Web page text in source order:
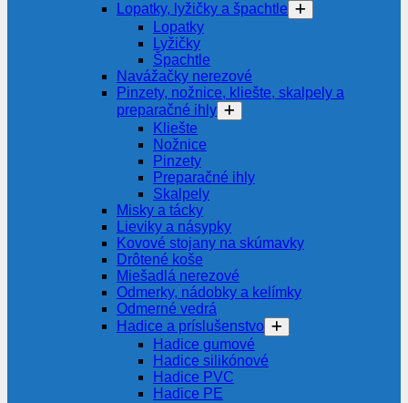
Lopatky, lyžičky a špachtle
Lopatky
Lyžičky
Špachtle
Navážačky nerezové
Pinzety, nožnice, kliešte, skalpely a
preparačné ihly
Kliešte
Nožnice
Pinzety
Preparačné ihly
Skalpely
Misky a tácky
Lieviky a násypky
Kovové stojany na skúmavky
Drôtené koše
Miešadlá nerezové
Odmerky, nádobky a kelímky
Odmerné vedrá
Hadice a príslušenstvo
Hadice gumové
Hadice silikónové
Hadice PVC
Hadice PE